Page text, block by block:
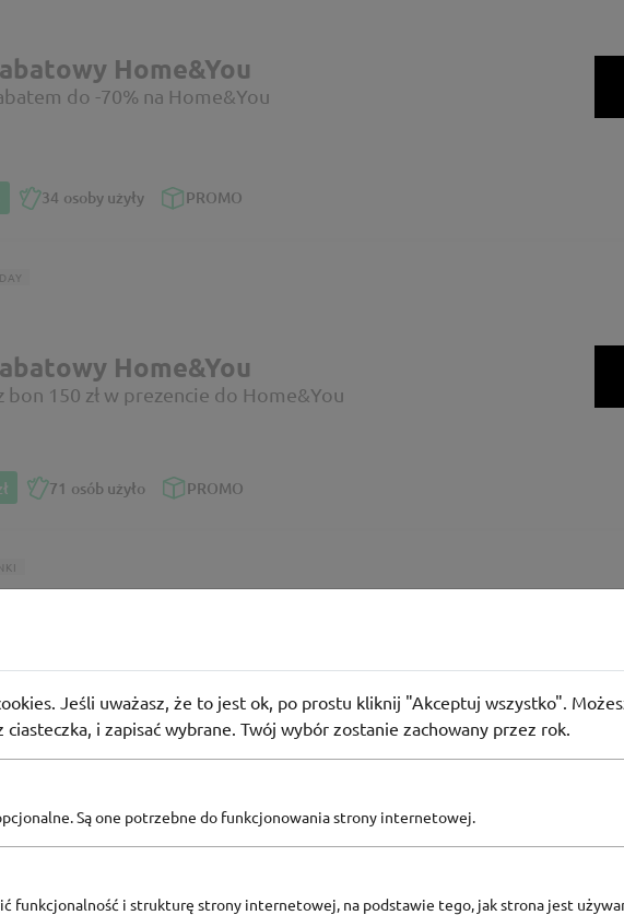
Home&You
do -70% na Home&You
34 osoby użyły PROMO
Home&You
bon 150 zł w prezencie do Home&You
71 osób użyło PROMO
Jeśli uważasz, że to jest ok, po prostu kliknij "Akceptuj wszystko".
ciasteczka, i zapisać wybrane. Twój wybór zostanie zachowany przez rok.
Są one potrzebne do funkcjonowania strony internetowej.
funkcjonalność i strukturę strony internetowej, na podstawie tego, jak strona jest